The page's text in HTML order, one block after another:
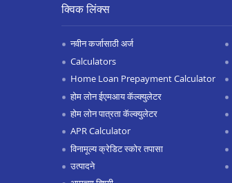
क्विक लिंक्स
नवीन कर्जासाठी अर्ज
Calculators
Home Loan Prepayment Calculator
होम लोन ईएमआय कॅल्क्युलेटर
होम लोन पात्रता कॅल्क्युलेटर
APR Calculator
विनामूल्य क्रेडिट स्कोर तपासा
उत्पादने